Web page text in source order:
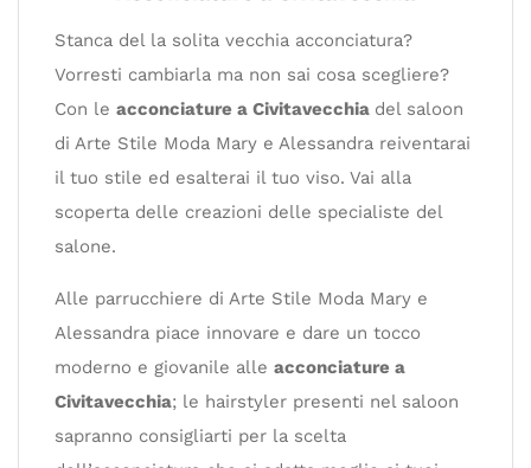
Stanca del la solita vecchia acconciatura?
Vorresti cambiarla ma non sai cosa scegliere?
Con le acconciature a Civitavecchia del saloon
di Arte Stile Moda Mary e Alessandra reiventarai
il tuo stile ed esalterai il tuo viso. Vai alla
scoperta delle creazioni delle specialiste del
salone.
Alle parrucchiere di Arte Stile Moda Mary e
Alessandra piace innovare e dare un tocco
moderno e giovanile alle acconciature a
Civitavecchia; le hairstyler presenti nel saloon
sapranno consigliarti per la scelta